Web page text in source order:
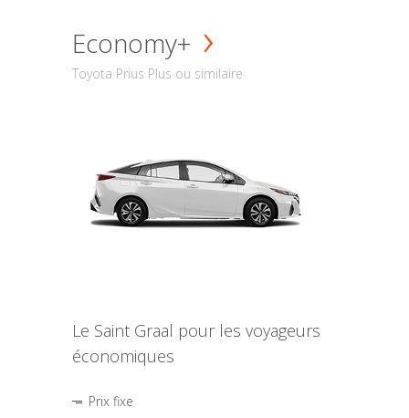
Economy+
Toyota Prius Plus ou similaire
Le Saint Graal pour les voyageurs
économiques
Prix fixe